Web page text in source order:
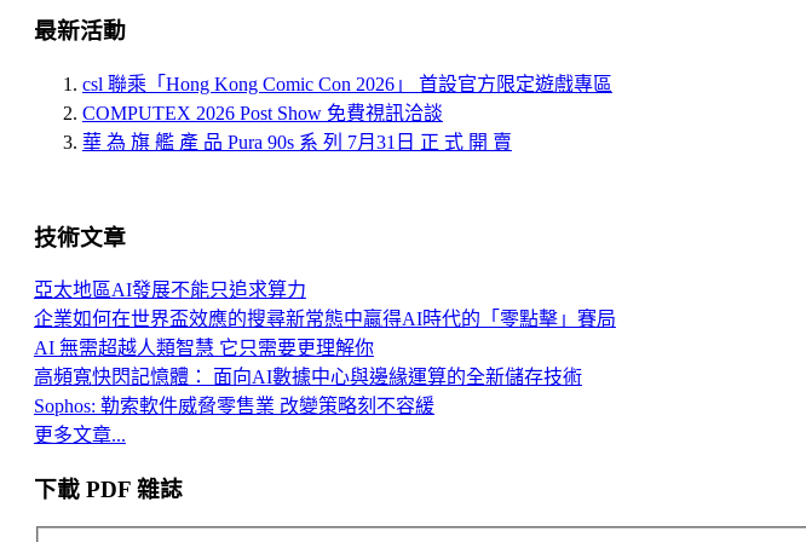
最新活動
csl 聯乘「Hong Kong Comic Con 2026」 首設官方限定遊戲專區
COMPUTEX 2026 Post Show 免費視訊洽談
華 為 旗 艦 產 品 Pura 90s 系 列 7月31日 正 式 開 賣
技術文章
亞太地區AI發展不能只追求算力
企業如何在世界盃效應的搜尋新常態中贏得AI時代的「零點擊」賽局
AI 無需超越人類智慧 它只需要更理解你
高頻寬快閃記憶體： 面向AI數據中心與邊緣運算的全新儲存技術
Sophos: 勒索軟件威脅零售業 改變策略刻不容緩
更多文章...
下載 PDF 雜誌